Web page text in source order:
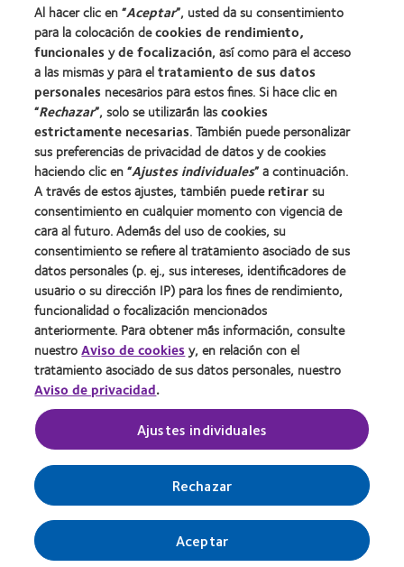
Usuario experimentado
Blog
Sobre nosotros
Carreras
Noticias
Contacto
Legal
Política de privacidad
Aviso Legal
Aviso de cookies
Condiciones del servicio
Public Country by Country Reporting
Buscar un centro
Gestionar preferencias de cookies
© 2026 Parte deCooperCompanies
Al hacer clic en “Aceptar”, usted da su consentimiento
para la colocación decookies de rendimiento,
funcionalesyde focalización, así como para el acceso
a las mismas y para eltratamiento de sus datos
personales necesarios para estos fines. Si hace clic en
“Rechazar”, solo se utilizarán lascookies
estrictamente necesarias. También puede personalizar
sus preferencias de privacidad de datos y de cookies
haciendo clic en “Ajustes individuales” a continuación.
A través de estos ajustes, también puederetirarsu
consentimiento en cualquier momento con vigencia de
cara al futuro. Además del uso de cookies, su
consentimiento se refiere al tratamiento asociado de sus
datos personales (p. ej., sus intereses, identificadores de
usuario o su dirección IP) para los fines de rendimiento,
funcionalidad o focalización mencionados
anteriormente. Para obtener más información, consulte
nuestroAviso de cookiesy, en relación con el
tratamiento asociado de sus datos personales, nuestro
Aviso de privacidad.
Ajustes individuales
Rechazar
Aceptar